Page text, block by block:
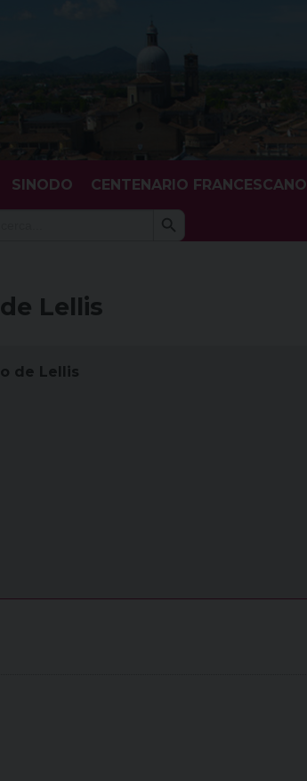
SINODO CENTENARIO FRANCESCANO
Search
Search Button
Lellis
de Lellis